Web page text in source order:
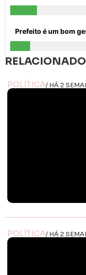
Prefeito é um bom
POLÍTICA/ HÁ 2
POLÍTICA/ HÁ 2